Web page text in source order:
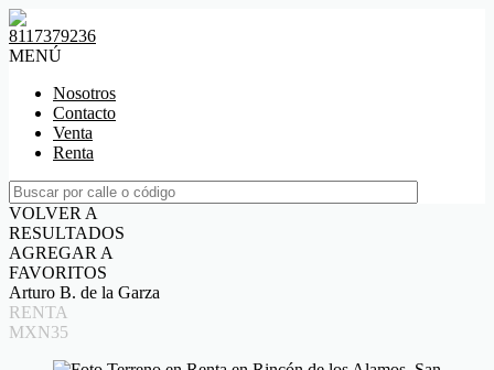
8117379236
MENÚ
Nosotros
Contacto
Venta
Renta
VOLVER A
RESULTADOS
AGREGAR A
FAVORITOS
Arturo B. de la Garza
RENTA
MXN35